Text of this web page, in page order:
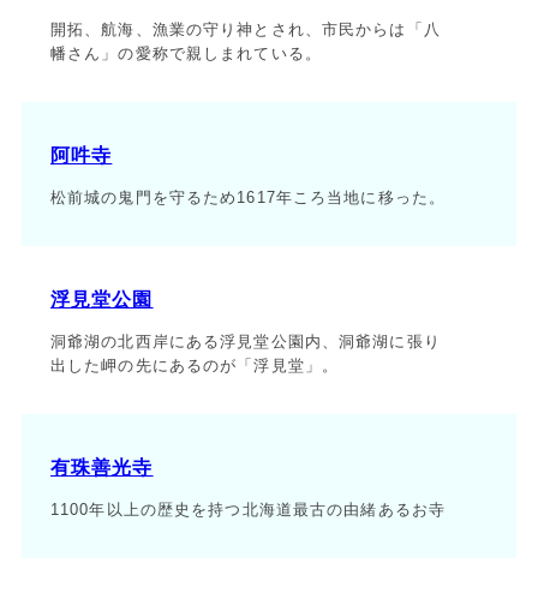
開拓、航海、漁業の守り神とされ、市民からは「八
幡さん」の愛称で親しまれている。
阿吽寺
松前城の鬼門を守るため1617年ころ当地に移った。
浮見堂公園
洞爺湖の北西岸にある浮見堂公園内、洞爺湖に張り
出した岬の先にあるのが「浮見堂」。
有珠善光寺
1100年以上の歴史を持つ北海道最古の由緒あるお寺